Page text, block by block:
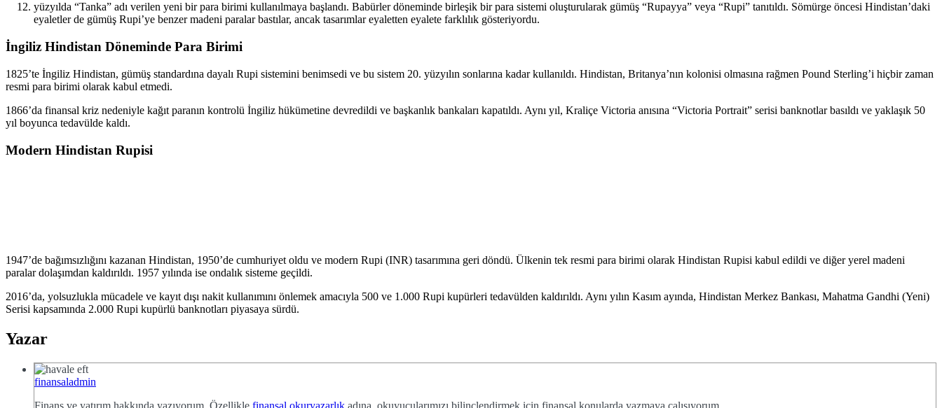
yüzyılda “Tanka” adı verilen yeni bir para birimi kullanılmaya başlandı. Babürler döneminde birleşik bir para sistemi oluşturularak gümüş “Rupayya” veya “Rupi” tanıtıldı. Sömürge öncesi Hindistan’daki
eyaletler de gümüş Rupi’ye benzer madeni paralar bastılar, ancak tasarımlar eyaletten eyalete farklılık gösteriyordu.
İngiliz Hindistan Döneminde Para Birimi
1825’te İngiliz Hindistan, gümüş standardına dayalı Rupi sistemini benimsedi ve bu sistem 20. yüzyılın sonlarına kadar kullanıldı. Hindistan, Britanya’nın kolonisi olmasına rağmen Pound Sterling’i hiçbir zaman
resmi para birimi olarak kabul etmedi.
1866’da finansal kriz nedeniyle kağıt paranın kontrolü İngiliz hükümetine devredildi ve başkanlık bankaları kapatıldı. Aynı yıl, Kraliçe Victoria anısına “Victoria Portrait” serisi banknotlar basıldı ve yaklaşık 50
yıl boyunca tedavülde kaldı.
Modern Hindistan Rupisi
1947’de bağımsızlığını kazanan Hindistan, 1950’de cumhuriyet oldu ve modern Rupi (INR) tasarımına geri döndü. Ülkenin tek resmi para birimi olarak Hindistan Rupisi kabul edildi ve diğer yerel madeni
paralar dolaşımdan kaldırıldı. 1957 yılında ise ondalık sisteme geçildi.
2016’da, yolsuzlukla mücadele ve kayıt dışı nakit kullanımını önlemek amacıyla 500 ve 1.000 Rupi kupürleri tedavülden kaldırıldı. Aynı yılın Kasım ayında, Hindistan Merkez Bankası, Mahatma Gandhi (Yeni)
Serisi kapsamında 2.000 Rupi kupürlü banknotları piyasaya sürdü.
Yazar
finansaladmin